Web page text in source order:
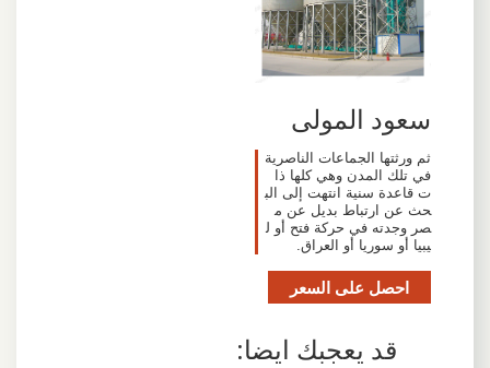
سعود المولى
ثم ورثتها الجماعات الناصرية
في تلك المدن وهي كلها ذا
ت قاعدة سنية انتهت إلى الب
حث عن ارتباط بديل عن م
صر وجدته في حركة فتح أو ل
يبيا أو سوريا أو العراق.
احصل على السعر
قد يعجبك ايضا: